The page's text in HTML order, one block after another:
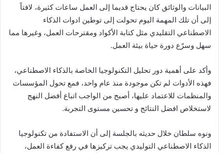
البيانات والوثائق كان يحتاج قديما إلى العمل ساعات كثيرة، لافتاً
إلى أن تلك المهمة اليوم تحولت إلى توطين ادوات الذكاء
الاصطناعي التقليدي مثل كتابة الأكواد ومقترحات العمل، وغيرها مما
سهل وسرّع دورة حياة بيئة العمل.
وأكد على أهمية دور تحليل التكنولوجيا الخاصة بالذكاء الاصطناعي،
فهذه الأدوات لم تكن موجودة منذ عام واحد، فمع تحول المؤسسات
والمنظمات للاعتماد عليها، أصبح من الواجب اتباع أفضل النهج
لاستخلاص افضل النتائج و تحسين مستوى التجربة.
ونوه سلطان خلال حديثه بالجلسة إلى أن الاستفادة من تكنولوجيا
الذكاء الاصطناعي التوليدي يجب تركيزها في رفع كفاءة العمل،